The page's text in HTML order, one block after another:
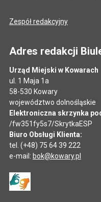
Zespół redakcyjny
Adres redakcji
Urząd Miejski w Kowarach
ul. 1 Maja 1a
58-530 Kowary
województwo dolnośląskie
Elektroniczna skrzynka
/fw351fy5s7/SkrytkaESP
Biuro Obsługi Klienta:
tel. (+48) 75 64 39 222
e-mail: bok@kowary.pl